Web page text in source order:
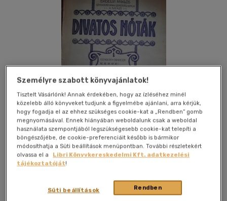
Kívánságlistához adom
Személyre szabott könyvajánlatok!
Tisztelt Vásárlónk! Annak érdekében, hogy az ízléséhez minél
közelebb álló könyveket tudjunk a figyelmébe ajánlani, arra kérjük,
hogy fogadja el az ehhez szükséges cookie-kat a „Rendben” gomb
megnyomásával. Ennek hiányában weboldalunk csak a weboldal
használata szempontjából legszükségesebb cookie-kat telepíti a
böngészőjébe, de cookie-preferenciáit később is bármikor
módosíthatja a Süti beállítások menüpontban. További részletekért
olvassa el a
Libri Könyvkereskedelmi Kft. adatkezelési
tájékoztatóját!
Rendben
Süti beállítások